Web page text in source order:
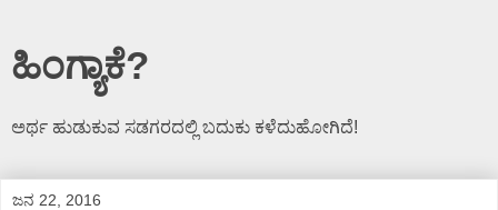
ಹಿಂಗ್ಯಾಕೆ?
ಅರ್ಥ ಹುಡುಕುವ ಸಡಗರದಲ್ಲಿ ಬದುಕು ಕಳೆದುಹೋಗಿದೆ!
ಜನ 22, 2016